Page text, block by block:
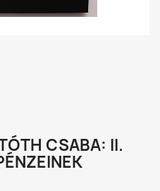
CSABA: II.